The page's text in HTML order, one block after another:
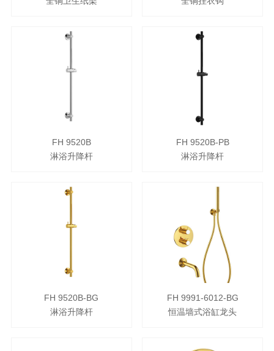
FH 9520B
淋浴升降杆
FH 9520B-PB
淋浴升降杆
FH 9520B-BG
淋浴升降杆
FH 9991-6012-BG
恒温墙式浴缸龙头